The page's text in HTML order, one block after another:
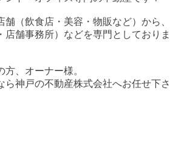
舗（飲食店・美容・物販など）から、
店舗事務所）などを専門としておりま
、オーナー様。
ら神戸の不動産株式会社へお任せ下さ